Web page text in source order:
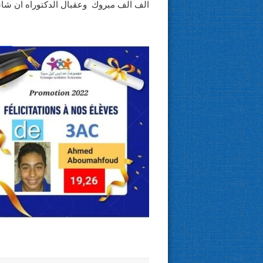
الف الف مبروك وعقبال الدكتوراه ان